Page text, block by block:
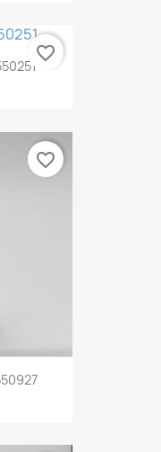
favorite_border
favorite_border